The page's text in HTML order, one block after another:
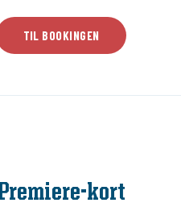
TIL BOOKINGEN
kort